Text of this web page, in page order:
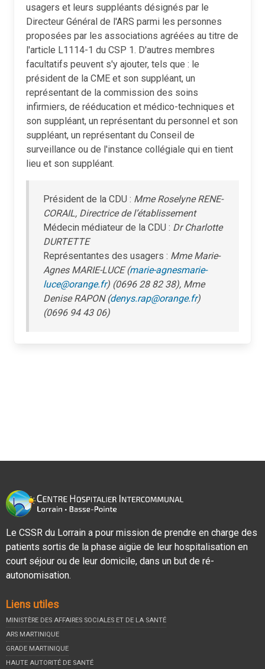
usagers et leurs suppléants désignés par le
Directeur Général de l'ARS parmi les personnes
proposées par les associations agréées au titre de
l'article L1114-1 du CSP 1. D'autres membres
facultatifs peuvent s'y ajouter, tels que : le
président de la CME et son suppléant, un
représentant de la commission des soins
infirmiers, de rééducation et médico-techniques et
son suppléant, un représentant du personnel et son
suppléant, un représentant du Conseil de
surveillance ou de l'instance collégiale qui en tient
lieu et son suppléant.
Président de la CDU : Mme Roselyne RENE-
CORAIL, Directrice de l’établissement
Médecin médiateur de la CDU : Dr Charlotte
DURTETTE
Représentantes des usagers : Mme Marie-
Agnes MARIE-LUCE (marie-agnesmarie-
luce@orange.fr) (0696 28 82 38), Mme
Denise RAPON (denys.rap@orange.fr)
(0696 94 43 06)
Le CSSR du Lorrain a pour mission de prendre en charge des
patients sortis de la phase aigüe de leur hospitalisation en
court séjour ou de leur domicile, dans un but de ré-
autonomisation.
Liens utiles
MINISTÈRE DES AFFAIRES SOCIALES ET DE LA SANTÉ
ARS MARTINIQUE
GRADE MARTINIQUE
HAUTE AUTORITÉ DE SANTÉ